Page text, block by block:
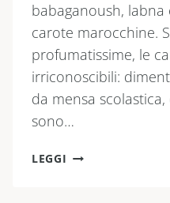
babaganoush,
carote marocchine.
profumatissime, le
irriconoscibili:
da mensa
sono…
LEGGI CAROTE